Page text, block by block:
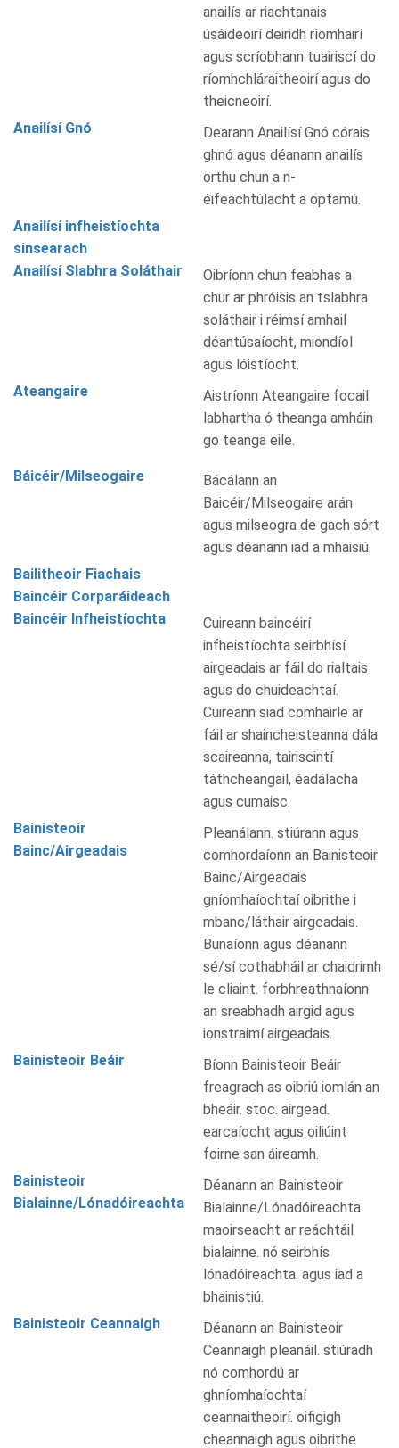
anailís ar riachtanais
úsáideoirí deiridh ríomhairí
agus scríobhann tuairiscí do
ríomhchláraitheoirí agus do
theicneoirí.
Anailísí Gnó
Dearann Anailísí Gnó córais
ghnó agus déanann anailís
orthu chun a n-
éifeachtúlacht a optamú.
Anailísí infheistíochta
sinsearach
Anailísí Slabhra Soláthair
Oibríonn chun feabhas a
chur ar phróisis an tslabhra
soláthair i réimsí amhail
déantúsaíocht, miondíol
agus lóistíocht.
Ateangaire
Aistríonn Ateangaire focail
labhartha ó theanga amháin
go teanga eile.
Báicéir/Milseogaire
Bácálann an
Baicéir/Milseogaire arán
agus milseogra de gach sórt
agus déanann iad a mhaisiú.
Bailitheoir Fiachais
Baincéir Corparáideach
Baincéir Infheistíochta
Cuireann baincéirí
infheistíochta seirbhísí
airgeadais ar fáil do rialtais
agus do chuideachtaí.
Cuireann siad comhairle ar
fáil ar shaincheisteanna dála
scaireanna, tairiscintí
táthcheangail, éadálacha
agus cumaisc.
Bainisteoir
Bainc/Airgeadais
Pleanálann. stiúrann agus
comhordaíonn an Bainisteoir
Bainc/Airgeadais
gníomhaíochtaí oibrithe i
mbanc/láthair airgeadais.
Bunaíonn agus déanann
sé/sí cothabháil ar chaidrimh
le cliaint. forbhreathnaíonn
an sreabhadh airgid agus
ionstraimí airgeadais.
Bainisteoir Beáir
Bíonn Bainisteoir Beáir
freagrach as oibriú iomlán an
bheáir. stoc. airgead.
earcaíocht agus oiliúint
foirne san áireamh.
Bainisteoir
Bialainne/Lónadóireachta
Déanann an Bainisteoir
Bialainne/Lónadóireachta
maoirseacht ar reáchtáil
bialainne. nó seirbhís
lónadóireachta. agus iad a
bhainistiú.
Bainisteoir Ceannaigh
Déanann an Bainisteoir
Ceannaigh pleanáil. stiúradh
nó comhordú ar
ghníomhaíochtaí
ceannaitheoirí. oifigigh
cheannaigh agus oibrithe